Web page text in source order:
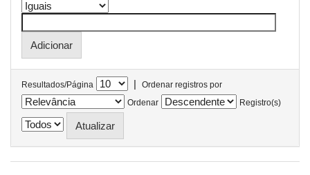
Resultados/Página |
Ordenar registros por
Ordenar
Registro(s)